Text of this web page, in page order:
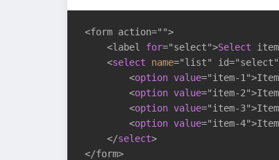
<form action="">
    <label
for="select">Select
    <
select name="list"
        <
option value="item-
        <
option value="item-
        <
option value="item-
        <
option value="item-
    </
select>
</form>